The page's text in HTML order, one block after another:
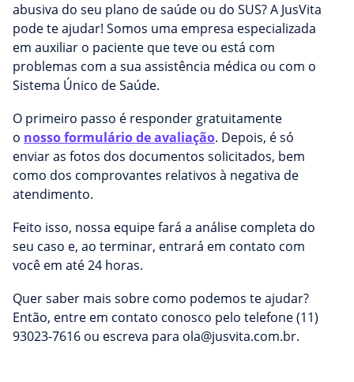
abusiva do seu plano de saúde ou do SUS? A JusVita
pode te ajudar! Somos uma empresa especializada
em auxiliar o paciente que teve ou está com
problemas com a sua assistência médica ou com o
Sistema Único de Saúde.
O primeiro passo é responder gratuitamente
o nosso formulário de avaliação. Depois, é só
enviar as fotos dos documentos solicitados, bem
como dos comprovantes relativos à negativa de
atendimento.
Feito isso, nossa equipe fará a análise completa do
seu caso e, ao terminar, entrará em contato com
você em até 24 horas.
Quer saber mais sobre como podemos te ajudar?
Então, entre em contato conosco pelo telefone (11)
93023-7616 ou escreva para ola@jusvita.com.br.